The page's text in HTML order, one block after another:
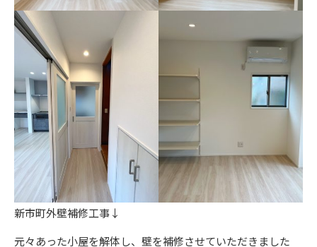
新市町外壁補修工事↓
元々あった小屋を解体し、壁を補修させていただきました